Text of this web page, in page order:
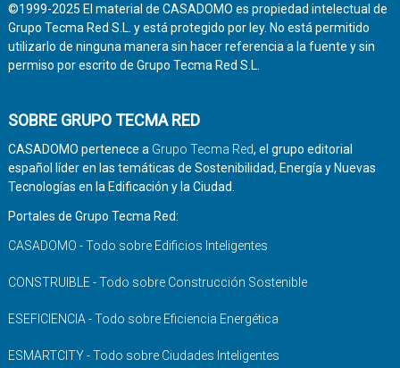
©1999-2025 El material de CASADOMO es propiedad intelectual de
Grupo Tecma Red S.L. y está protegido por ley. No está permitido
utilizarlo de ninguna manera sin hacer referencia a la fuente y sin
permiso por escrito de Grupo Tecma Red S.L.
SOBRE GRUPO TECMA RED
CASADOMO pertenece a Grupo Tecma Red, el grupo editorial
español líder en las temáticas de Sostenibilidad, Energía y Nuevas
Tecnologías en la Edificación y la Ciudad.
Portales de Grupo Tecma Red:
CASADOMO - Todo sobre Edificios Inteligentes
CONSTRUIBLE - Todo sobre Construcción Sostenible
ESEFICIENCIA - Todo sobre Eficiencia Energética
ESMARTCITY - Todo sobre Ciudades Inteligentes